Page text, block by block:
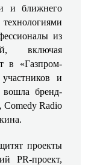
и ближнего
из
включая
в «Газпром-
и
бренд-
Radio
проекты
PR-проект,